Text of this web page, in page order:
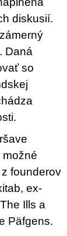
diskusií.
Daná
so
možné
founderov
ex-
Ills a
Päfgens.